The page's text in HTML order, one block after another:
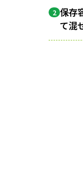
2 保存
て混